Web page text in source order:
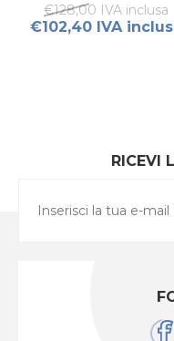
€128,00 IVA inclusa
€102,40 IVA
RICEVI